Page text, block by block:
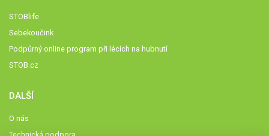
STOBlife
Sebekoučink
Podpůrný online program při lécích na hubnutí
STOB.cz
DALŠÍ
O nás